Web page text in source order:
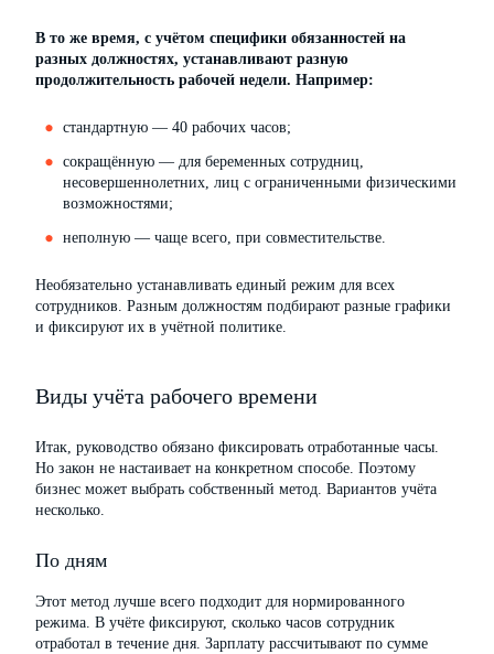
В то же время, с учётом специфики обязанностей на
разных должностях, устанавливают разную
продолжительность рабочей недели. Например:
стандартную — 40 рабочих часов;
сокращённую — для беременных сотрудниц,
несовершеннолетних, лиц с ограниченными физическими
возможностями;
неполную — чаще всего, при совместительстве.
Необязательно устанавливать единый режим для всех
сотрудников. Разным должностям подбирают разные графики
и фиксируют их в учётной политике.
Виды учёта рабочего времени
Итак, руководство обязано фиксировать отработанные часы.
Но закон не настаивает на конкретном способе. Поэтому
бизнес может выбрать собственный метод. Вариантов учёта
несколько.
По дням
Этот метод лучше всего подходит для нормированного
режима. В учёте фиксируют, сколько часов сотрудник
отработал в течение дня. Зарплату рассчитывают по сумме